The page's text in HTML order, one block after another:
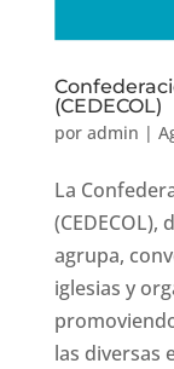
(CEDECOL)
por admin |
La
(CEDECOL),
agrupa,
iglesias y
las diversas